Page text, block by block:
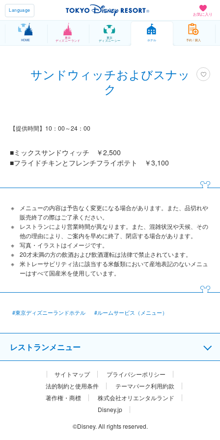
お気に入り
Language
HOME
東京
ディズニーランド
東京
ディズニーシー ホテル 予約 / 購入
サンドウィッチおよびスナッ
ク
【提供時間】10：00～24：00
■ミックスサンドウィッチ ￥2,500
■フライドチキンとフレンチフライポテト ￥3,100
メニューの内容は予告なく変更になる場合があります。また、品切れや
販売終了の際はご了承ください。
レストランにより営業時間が異なります。また、混雑状況や天候、その
他の理由により、ご案内を早めに終了、閉店する場合があります。
写真・イラストはイメージです。
20才未満の方の飲酒および飲酒運転は法律で禁止されています。
米トレーサビリティ法に該当する米飯類において産地表記のないメニュ
ーはすべて国産米を使用しています。
#東京ディズニーランドホテル #ルームサービス（メニュー）
レストランメニュー
サイトマップ
プライバシーポリシー
法的制約と使用条件
テーマパーク利用約款
著作権・商標
株式会社オリエンタルランド
Disney.jp
©Disney. All rights reserved.